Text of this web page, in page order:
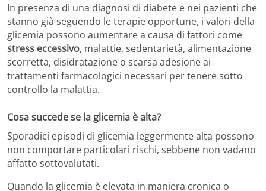
In presenza di una diagnosi di diabete e nei pazienti che
stanno già seguendo le terapie opportune, i valori della
glicemia possono aumentare a causa di fattori come
stress eccessivo, malattie, sedentarietà, alimentazione
scorretta, disidratazione o scarsa adesione ai
trattamenti farmacologici necessari per tenere sotto
controllo la malattia.
Cosa succede se la glicemia è alta?
Sporadici episodi di glicemia leggermente alta possono
non comportare particolari rischi, sebbene non vadano
affatto sottovalutati.
Quando la glicemia è elevata in maniera cronica o